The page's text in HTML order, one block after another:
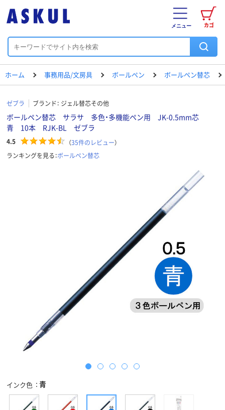
カゴ
メニュー
ホーム 事務用品/文房具 ボールペン ボールペン替芯
ゼブラ ブランド： ジェル替芯その他
ボールペン替芯 サラサ 多色・多機能ペン用 JK-0.5mm芯
青 10本 RJK-BL ゼブラ
4.5 （35件のレビュー）
ランキングを見る：ボールペン替芯
インク色 青